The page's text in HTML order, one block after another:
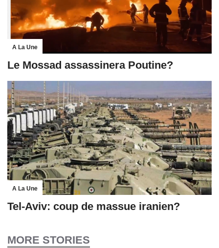
A La Une
Le Mossad assassinera Poutine?
A La Une
Tel-Aviv: coup de massue iranien?
MORE STORIES